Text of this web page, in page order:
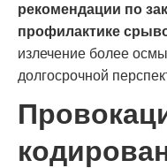
рекомендации по
профилактике
излечение более
долгосрочной